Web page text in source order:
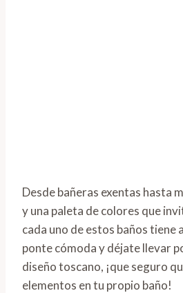
Desde bañeras exentas hasta
y una paleta de colores que
cada uno de estos baños tiene
ponte cómoda y déjate llevar
diseño toscano, ¡que seguro
elementos en tu propio baño!